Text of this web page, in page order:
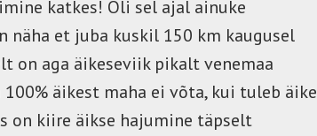
katkes! Oli sel ajal ainuke
näha et juba kuskil 150 km kaugusel
on aga äikeseviik pikalt venemaa
äikest maha ei võta, kui tuleb äike
on kiire äikse hajumine täpselt